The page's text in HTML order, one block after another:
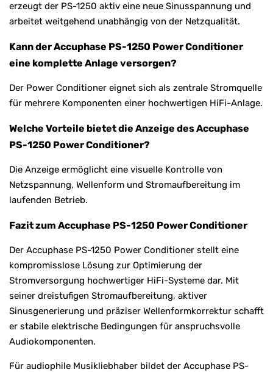
erzeugt der PS-1250 aktiv eine neue Sinusspannung und
arbeitet weitgehend unabhängig von der Netzqualität.
Kann der Accuphase PS-1250 Power Conditioner
eine komplette Anlage versorgen?
Der Power Conditioner eignet sich als zentrale Stromquelle
für mehrere Komponenten einer hochwertigen HiFi-Anlage.
Welche Vorteile bietet die Anzeige des Accuphase
PS-1250 Power Conditioner?
Die Anzeige ermöglicht eine visuelle Kontrolle von
Netzspannung, Wellenform und Stromaufbereitung im
laufenden Betrieb.
Fazit zum Accuphase PS-1250 Power Conditioner
Der Accuphase PS-1250 Power Conditioner stellt eine
kompromisslose Lösung zur Optimierung der
Stromversorgung hochwertiger HiFi-Systeme dar. Mit
seiner dreistufigen Stromaufbereitung, aktiver
Sinusgenerierung und präziser Wellenformkorrektur schafft
er stabile elektrische Bedingungen für anspruchsvolle
Audiokomponenten.
Für audiophile Musikliebhaber bildet der Accuphase PS-